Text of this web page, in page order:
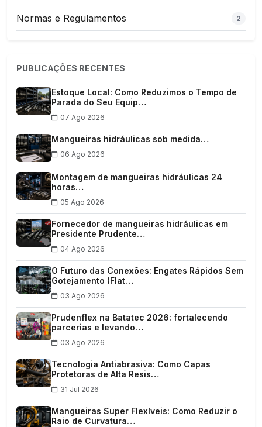
Normas e Regulamentos 2
PUBLICAÇÕES RECENTES
Estoque Local: Como Reduzimos o Tempo de
Parada do Seu Equip…
07 Ago 2026
Mangueiras hidráulicas sob medida…
06 Ago 2026
Montagem de mangueiras hidráulicas 24
horas…
05 Ago 2026
Fornecedor de mangueiras hidráulicas em
Presidente Prudente…
04 Ago 2026
O Futuro das Conexões: Engates Rápidos Sem
Gotejamento (Flat…
03 Ago 2026
Prudenflex na Batatec 2026: fortalecendo
parcerias e levando…
03 Ago 2026
Tecnologia Antiabrasiva: Como Capas
Protetoras de Alta Resis…
31 Jul 2026
Mangueiras Super Flexíveis: Como Reduzir o
Raio de Curvatura…